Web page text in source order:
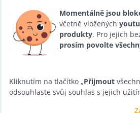
Půjčovna
Promotéři
Kurzy a setkání
Velkoobchod
Nabídka práce
Momentálně jsou
včetně vložených
produkty. Pro jejich
prosím povolte
Kliknutím na tlačítko „Přijmout
odsouhlaste svůj souhlas s jejich